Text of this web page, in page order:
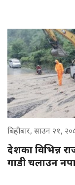
बिहीबार, साउन २१,
देशका विभिन्न
गाडी चलाउन